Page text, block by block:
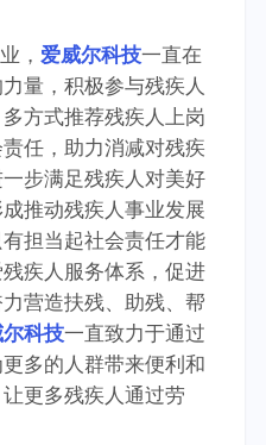
，爱威尔科技一直在
量，积极参与残疾人
方式推荐残疾人上岗
任，助力消减对残疾
步满足残疾人对美好
推动残疾人事业发展
担当起社会责任才能
疾人服务体系，促进
营造扶残、助残、帮
科技一直致力于通过
多的人群带来便利和
更多残疾人通过劳